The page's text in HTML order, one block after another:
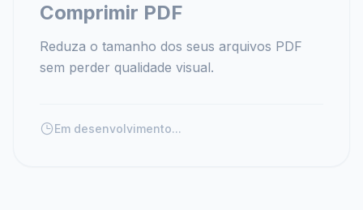
Comprimir PDF
Reduza o tamanho dos seus arquivos PDF
sem perder qualidade visual.
Em desenvolvimento...